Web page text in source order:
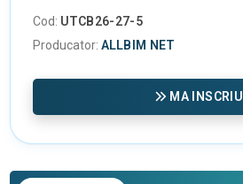
Cod: UTCB26-27-5
Producator: ALLBIM NET
MA INSCRIU